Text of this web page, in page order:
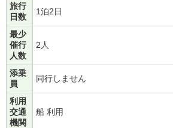
旅行
日数
1泊2日
最少
催行
人数
2人
添乗
員
同行しません
利用
交通
機関
船 利用